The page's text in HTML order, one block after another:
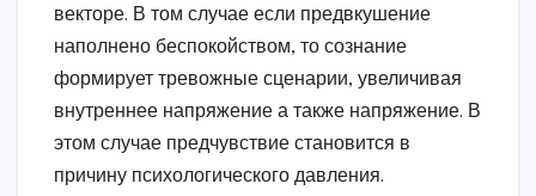
векторе. В том случае если предвкушение
наполнено беспокойством, то сознание
формирует тревожные сценарии, увеличивая
внутреннее напряжение а также напряжение. В
этом случае предчувствие становится в
причину психологического давления.